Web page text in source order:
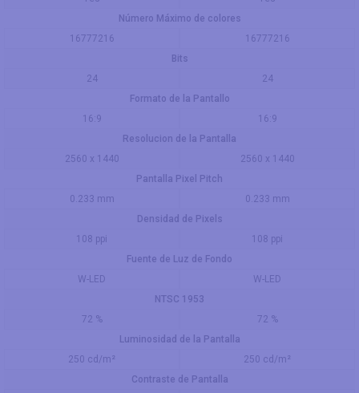
Número Máximo de colores
16777216
16777216
Bits
24
24
Formato de la Pantallo
16:9
16:9
Resolucion de la Pantalla
2560 x 1440
2560 x 1440
Pantalla Pixel Pitch
0.233 mm
0.233 mm
Densidad de Pixels
108 ppi
108 ppi
Fuente de Luz de Fondo
W-LED
W-LED
NTSC 1953
72 %
72 %
Luminosidad de la Pantalla
250 cd/m²
250 cd/m²
Contraste de Pantalla